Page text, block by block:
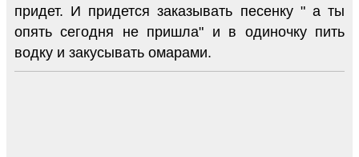
придет. И придется заказывать песенку " а ты
опять сегодня не пришла" и в одиночку пить
водку и закусывать омарами.